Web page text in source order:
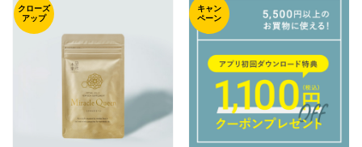
クローズ
アップ
キャン
ペーン